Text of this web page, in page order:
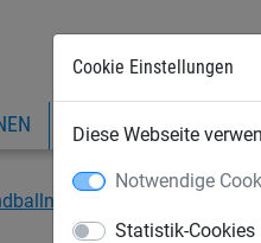
Cookie Einstellungen
Diese Webseite
Notwendige
Statistik-Cookies
EXPRESS-SHOP